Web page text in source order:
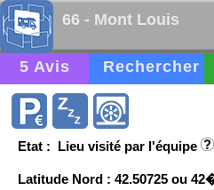
66 - Mont Louis
5 Avis Rechercher
Etat : Lieu visité par l'équipe
Latitude Nord : 42.50725 ou